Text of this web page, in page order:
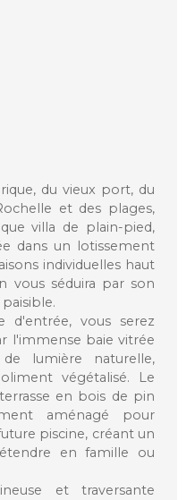
du vieux port, du
et des plages,
villa de plain-pied,
dans un lotissement
individuelles haut
vous séduira par son
d'entrée, vous serez
l'immense baie vitrée
lumière naturelle,
végétalisé. Le
en bois de pin
aménagé pour
piscine, créant un
en famille ou
et traversante